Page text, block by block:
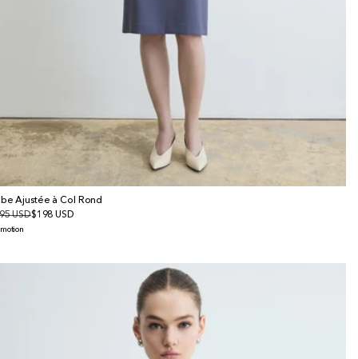
Ajustée à Col Rond
USD$198 USD